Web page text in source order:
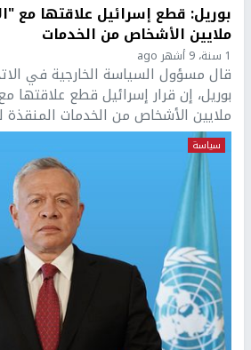
بوريل: قطع إسرائيل علاقتها مع
ملايين الأشخاص من الخدمات
1 سنة، 9 أشهر ago
قال مسؤول السياسة الخارجية في
بوريل، إن قرار إسرائيل قطع علاقتها
ملايين الأشخاص من الخدمات المنقذة
سياسة